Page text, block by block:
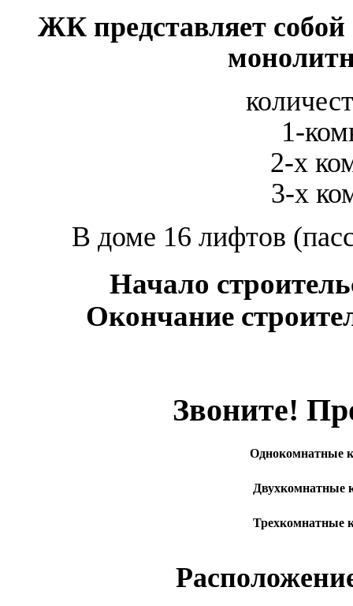
ЖК представляет
1-
2-х
3-х
В доме 16 лифтов
Начало
Окончание
Звоните!
Однокомнатные
Двухкомнатные
Трехкомнатные